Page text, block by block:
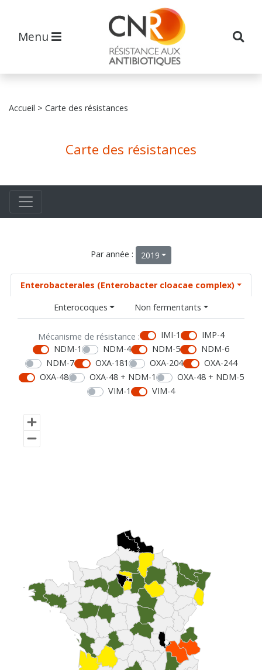
Menu
Accueil > Carte des résistances
Carte des résistances
Par année : 2019
Enterobacterales (Enterobacter cloacae complex)
Enterocoques
Non fermentants
Mécanisme de résistance : IMI-1
IMP-4
NDM-1
NDM-4 NDM-5
NDM-6
NDM-7
OXA-181 OXA-204
OXA-244
OXA-48
OXA-48 + NDM-1
OXA-48 + NDM-5
VIM-1
VIM-4